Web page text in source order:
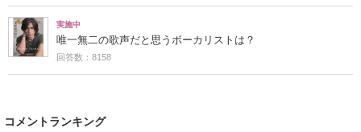
実施中
唯一無二の歌声だと思うボーカリストは？
回答数：8158
コメントランキング